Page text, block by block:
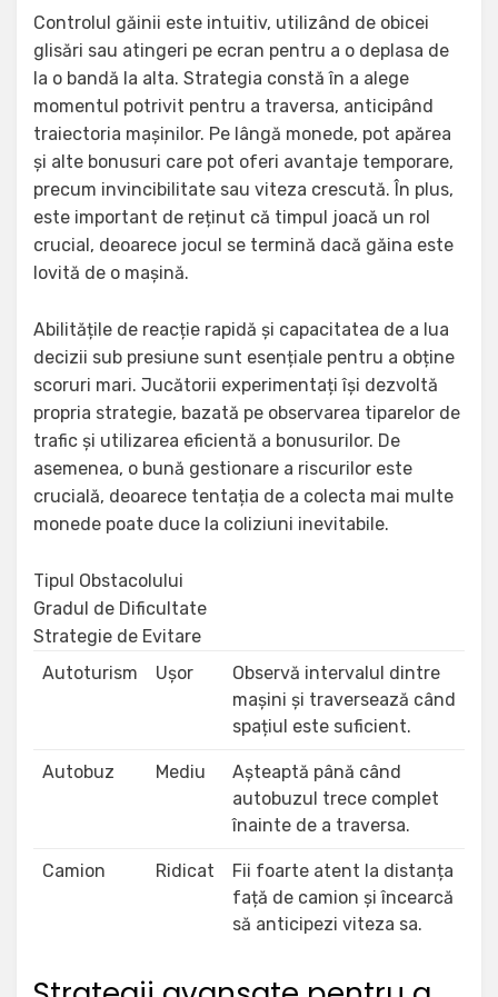
Controlul găinii este intuitiv, utilizând de obicei
glisări sau atingeri pe ecran pentru a o deplasa de
la o bandă la alta. Strategia constă în a alege
momentul potrivit pentru a traversa, anticipând
traiectoria mașinilor. Pe lângă monede, pot apărea
și alte bonusuri care pot oferi avantaje temporare,
precum invincibilitate sau viteza crescută. În plus,
este important de reținut că timpul joacă un rol
crucial, deoarece jocul se termină dacă găina este
lovită de o mașină.
Abilitățile de reacție rapidă și capacitatea de a lua
decizii sub presiune sunt esențiale pentru a obține
scoruri mari. Jucătorii experimentați își dezvoltă
propria strategie, bazată pe observarea tiparelor de
trafic și utilizarea eficientă a bonusurilor. De
asemenea, o bună gestionare a riscurilor este
crucială, deoarece tentația de a colecta mai multe
monede poate duce la coliziuni inevitabile.
Tipul Obstacolului
Gradul de Dificultate
Strategie de Evitare
Autoturism
Ușor
Observă intervalul dintre
mașini și traversează când
spațiul este suficient.
Autobuz Mediu
Așteaptă până când
autobuzul trece complet
înainte de a traversa.
Camion Ridicat
Fii foarte atent la distanța
față de camion și încearcă
să anticipezi viteza sa.